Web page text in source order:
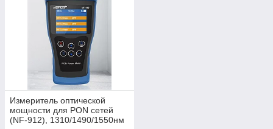
Измеритель оптической
мощности для PON сетей
(NF-912), 1310/1490/1550нм